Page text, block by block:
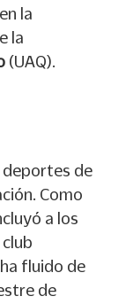
la
la
(UAQ).
deportes de
Como
a los
fluido de
de